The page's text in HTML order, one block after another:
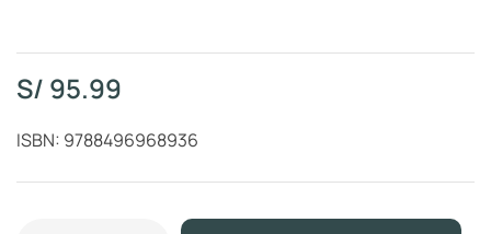
S/ 95.99
ISBN: 9788496968936